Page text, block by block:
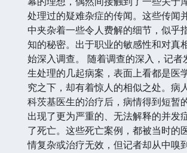
处理过的疑难杂症的传闻。这些传闻
中夹杂着一些令人费解的细节，似乎
知的秘密。出于职业的敏感性和对真
始深入调查。 随着调查的深入，记者
生处理的几起病案，表面上看都是医
究之下，却有着惊人的相似之处。病
科茨基医生的治疗后，病情得到短暂
出现了更为严重的、无法解释的并发
了死亡。这些死亡案例，都被当时的
情复杂或治疗无效，但记者却从中嗅